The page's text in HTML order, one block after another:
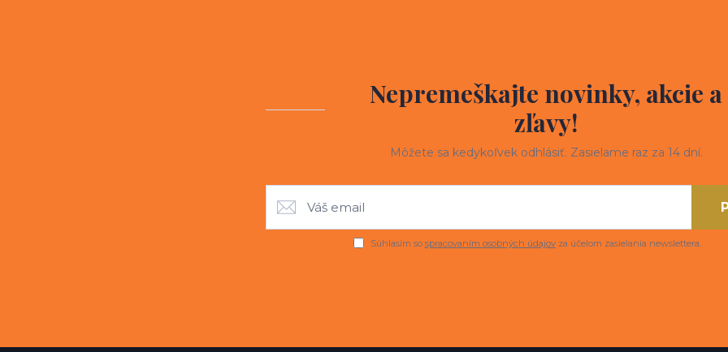
Nepremeškajte novinky, akcie a
zľavy!
Môžete sa kedykoľvek odhlásiť. Zasielame raz za 14 dní.
Súhlasím so spracovaním osobných údajovza účelom zasielania newslettera.